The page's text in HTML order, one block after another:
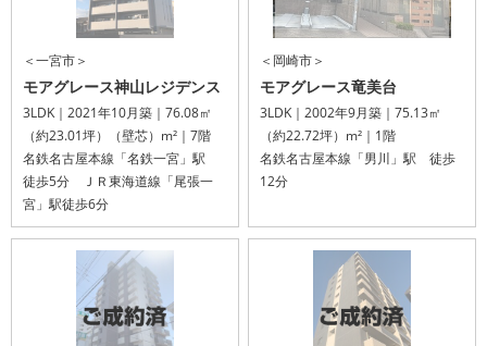
＜一宮市＞
モアグレース神山レジデンス
3LDK｜2021年10月築｜76.08㎡
（約23.01坪）（壁芯）m²｜7階
名鉄名古屋本線「名鉄一宮」駅
徒歩5分 ＪＲ東海道線「尾張一
宮」駅徒歩6分
＜岡崎市＞
モアグレース竜美台
3LDK｜2002年9月築｜75.13㎡
（約22.72坪）m²｜1階
名鉄名古屋本線「男川」駅 徒歩
12分